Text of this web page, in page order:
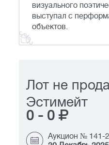
визуального
выступал с
объектов.
Лот не
Эстимейт
0 - 0
Аукцион № 141-